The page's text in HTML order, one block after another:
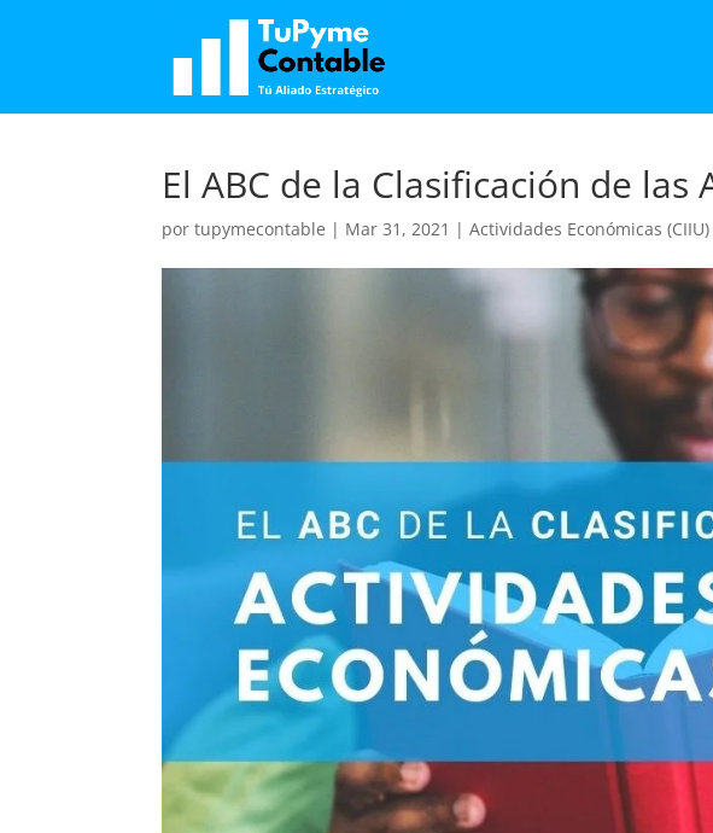
El ABC de la Clasificación de
portupymecontable | Mar 31, 2021 |Actividades Económicas (CIIU)